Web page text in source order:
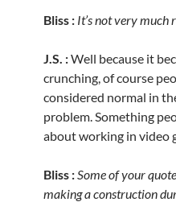
Bliss : It’s not very much
J.S. :Well because it
crunching, of course
considered normal in
problem. Something
about working in video
Bliss :Some of your
making a construction